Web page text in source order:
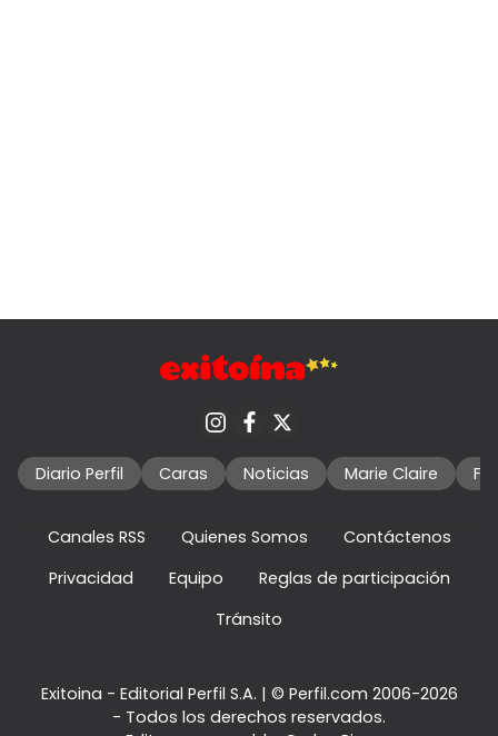
Diario Perfil Caras Noticias Marie Claire
Canales RSS Quienes Somos
Contáctenos
Privacidad
Equipo
Reglas de participación
Tránsito
Exitoina - Editorial Perfil S.A. | © Perfil.com 2006-2026
- Todos los derechos reservados.